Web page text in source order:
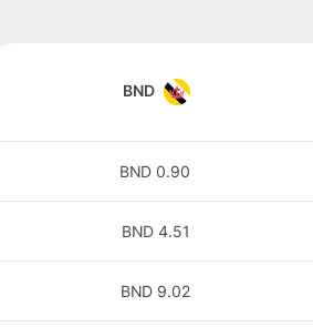
BND
0.90
BND
4.51
BND
9.02
BND